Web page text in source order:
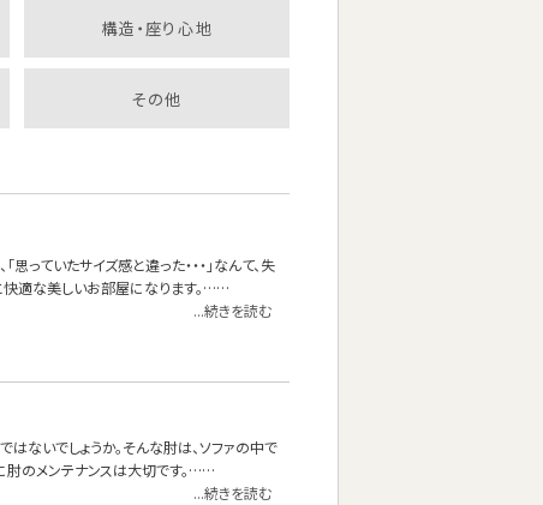
構造・座り心地
その他
っていたサイズ感と違った・・・」なんて、失
快適な美しいお部屋になります。……
...続きを読む
ないでしょうか。そんな肘は、ソファの中で
肘のメンテナンスは大切です。……
...続きを読む